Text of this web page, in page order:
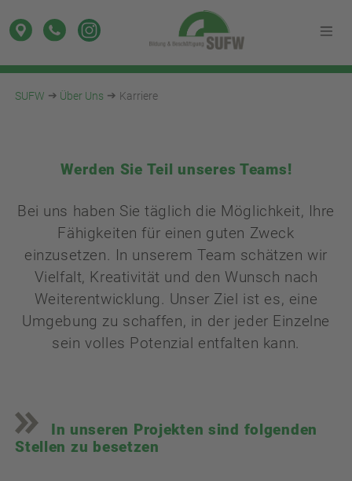
SUFW Über Uns Karriere
Werden Sie Teil unseres Teams!
Bei uns haben Sie täglich die Möglichkeit, Ihre
Fähigkeiten für einen guten Zweck
einzusetzen. In unserem Team schätzen wir
Vielfalt, Kreativität und den Wunsch nach
Weiterentwicklung. Unser Ziel ist es, eine
Umgebung zu schaffen, in der jeder Einzelne
sein volles Potenzial entfalten kann.
In unseren Projekten sind folgenden
Stellen zu besetzen